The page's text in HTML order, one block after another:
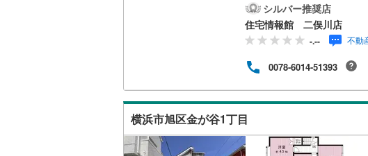
は営業いたします
とスムーズにご対
おります。【住宅
の際にかかる諸費
バイスをさせて頂
ット-にお引越しを
めさせて頂きます
く、お住まいの疑
様の要望をお伺い
一人一人に合わせ
相談ください。
シルバー推奨店
住宅情報館 二俣川店
-.-- 不動
0078-6014-51393
横浜市旭区金が谷1丁目
都営大江戸線(0
名古屋市営地下鉄東山
名古屋市営地下鉄桜通線
京都市営地下鉄烏丸線(
OsakaMetro四つ橋線